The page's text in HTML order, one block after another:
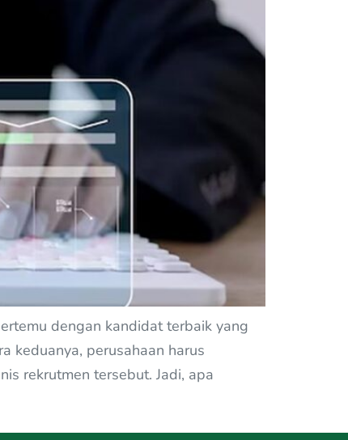
dengan kandidat terbaik yang
keduanya, perusahaan harus
rekrutmen tersebut. Jadi, apa